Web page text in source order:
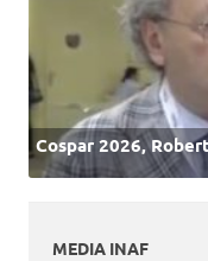
Cospar 2026,
MEDIA INAF